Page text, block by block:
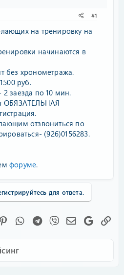
#1
на тренировку на
начинаются в
без хронометража.
руб.
заезда по 10 мин.
ОБЯЗАТЕЛЬНАЯ
отзвониться по
(926)0156283.
форуме.
для ответа.
PinterestWhatsAppTelegram
Viber Google